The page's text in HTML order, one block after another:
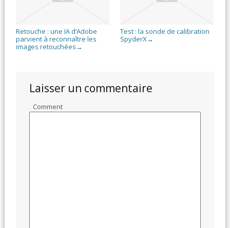
Retouche : une IA d’Adobe
parvient à reconnaître les
images retouchées →
Test : la sonde de calibration
SpyderX→
Laisser un commentaire
Comment